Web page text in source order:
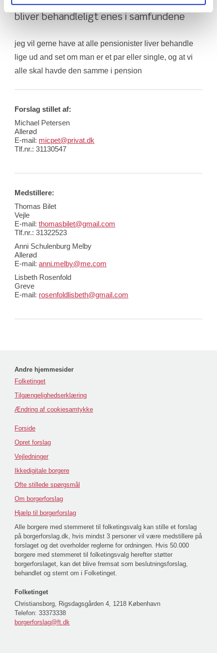
bliver behandleligt enes i samfundene
jeg vil gerne have at alle pensionister liver behandle
lige ud and set om man er et par eller single, og at vi
alle skal havde den samme i pension
Forslag stillet af:
Michael Petersen
Allerød
E-mail: micpet@privat.dk
Tlf.nr.: 31130547
Medstillere:
Thomas Bilet
Vejle
E-mail: thomasbilet@gmail.com
Tlf.nr.: 31322523
Anni Schulenburg Melby
Allerød
E-mail: anni.melby@me.com
Lisbeth Rosenfold
Greve
E-mail: rosenfoldlisbeth@gmail.com
Andre hjemmesider
Folketinget
Tilgængelighedserklæring
Ændring af cookiesamtykke
Forside
Opret forslag
Vejledninger
Ikkedigitale borgere
Ofte stillede spørgsmål
Om borgerforslag
Hjælp til borgerforslag
Alle borgere med stemmeret til folketingsvalg kan stille et forslag
på borgerforslag.dk, hvis mindst 3 personer vil være medstillere på
forslaget og det overholder reglerne for ordningen. Hvis 50.000
borgere med stemmeret til folketingsvalg herefter støtter
borgerforslaget, kan det blive fremsat som beslutningsforslag,
behandlet og stemt om i Folketinget.
Folketinget
Christiansborg, Rigsdagsgården 4, 1218 København
Telefon: 33373338
borgerforslag@ft.dk